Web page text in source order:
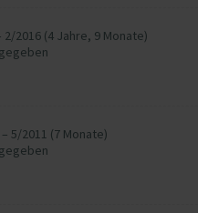
2/2016 (4 Jahre, 9 Monate)
5/2011 (7 Monate)